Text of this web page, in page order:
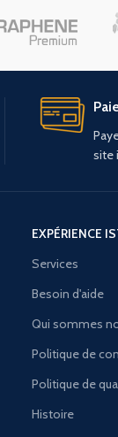
site
EXPÉRIENCE
Services
Besoin d'aide
Qui sommes
Politique de
Politique de
Histoire